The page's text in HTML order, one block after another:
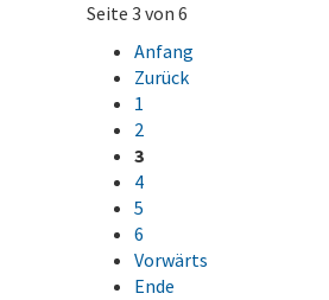
Seite 3 von 6
Anfang
Zurück
1
2
3
4
5
6
Vorwärts
Ende